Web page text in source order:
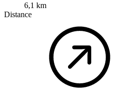
6,1 km
Distance